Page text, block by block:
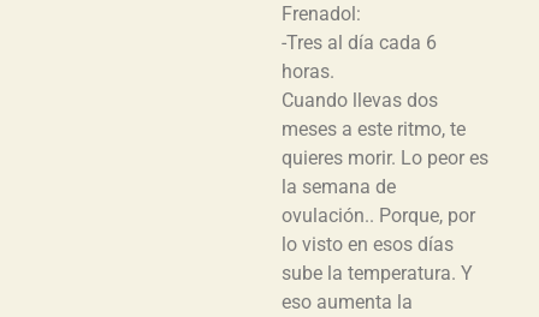
Frenadol:
-Tres al día cada 6
horas.
Cuando llevas dos
meses a este ritmo, te
quieres morir. Lo peor es
la semana de
ovulación.. Porque, por
lo visto en esos días
sube la temperatura. Y
eso aumenta la